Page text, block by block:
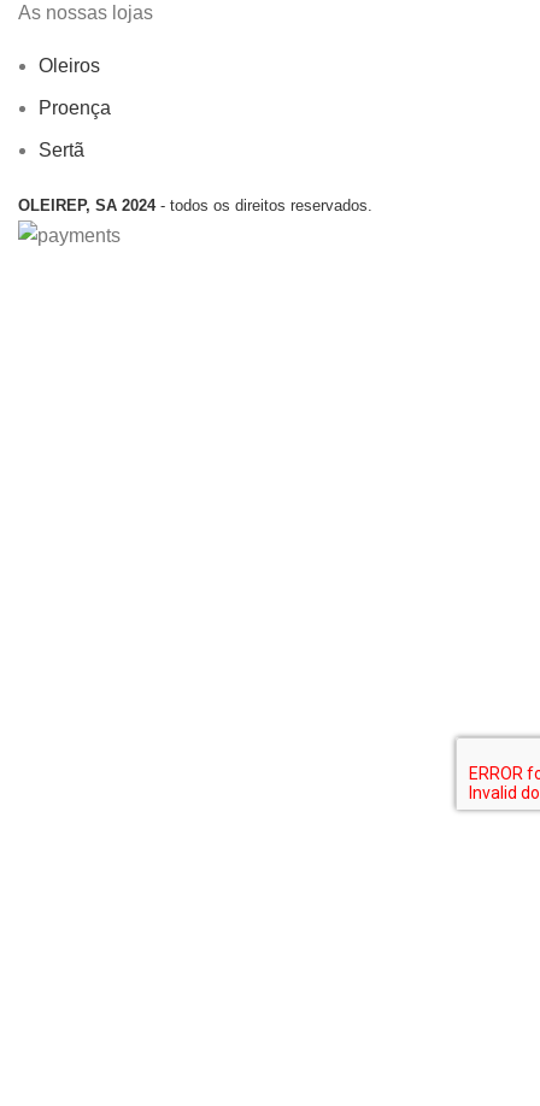
As nossas lojas
Oleiros
Proença
Sertã
OLEIREP, SA 2024 - todos os direitos reservados.